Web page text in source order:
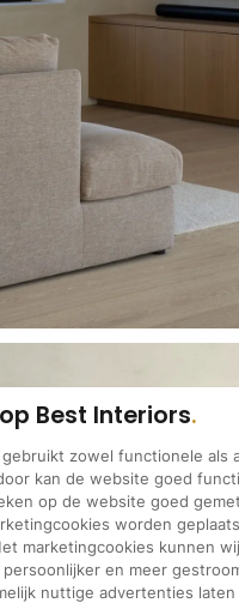
Best Interiors
zowel functionele als
kan de website goed
op de website goed
worden
marketingcookies kunnen
en meer
nuttige advertenties